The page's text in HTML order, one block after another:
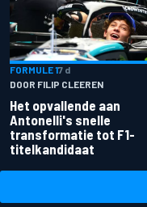
FORMULE 17 d
DOOR FILIP CLEEREN
Het opvallende aan
Antonelli's snelle
transformatie tot F1-
titelkandidaat